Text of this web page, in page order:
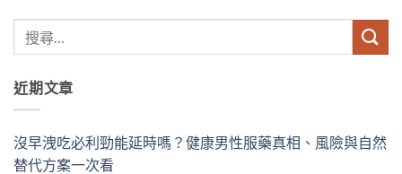
近期文章
沒早洩吃必利勁能延時嗎？健康男性服藥真相、風險與自然
替代方案一次看